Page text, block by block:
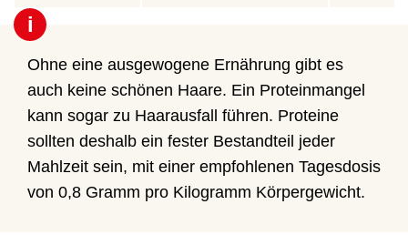
i
Ohne eine ausgewogene Ernährung gibt es
auch keine schönen Haare. Ein Proteinmangel
kann sogar zu Haarausfall führen. Proteine ​​
sollten deshalb ein fester Bestandteil jeder
Mahlzeit sein, mit einer empfohlenen Tagesdosis
von 0,8 Gramm pro Kilogramm Körpergewicht.